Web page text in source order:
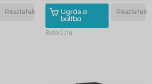
Részletek
Ugrás a
boltba
Részletek
Butor1.hu